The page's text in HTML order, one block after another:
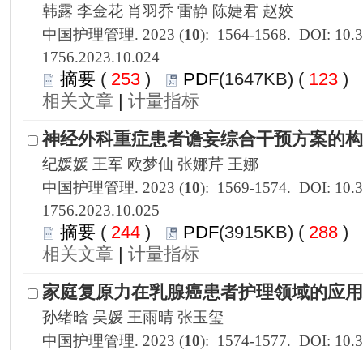
1756.2023.10.024
253 ) 123 )
|
1756.2023.10.025
244 ) 288 )
|